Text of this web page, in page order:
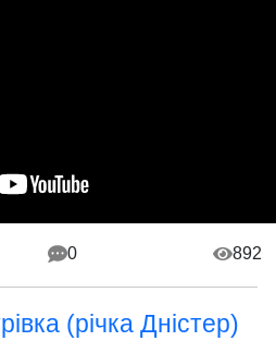
0 892
(річка Дністер)